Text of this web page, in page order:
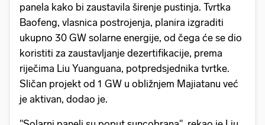
panela kako bi zaustavila širenje pustinja. Tvrtka
Baofeng, vlasnica postrojenja, planira izgraditi
ukupno 30 GW solarne energije, od čega će se dio
koristiti za zaustavljanje dezertifikacije, prema
riječima Liu Yuanguana, potpredsjednika tvrtke.
Sličan projekt od 1 GW u obližnjem Majiatanu već
je aktivan, dodao je.